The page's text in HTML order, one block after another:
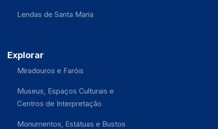
Lendas de Santa Maria
Explorar
Miradouros e Faróis
Museus, Espaços Culturais e
Centros de Interpretação
Monumentos, Estátuas e Bustos